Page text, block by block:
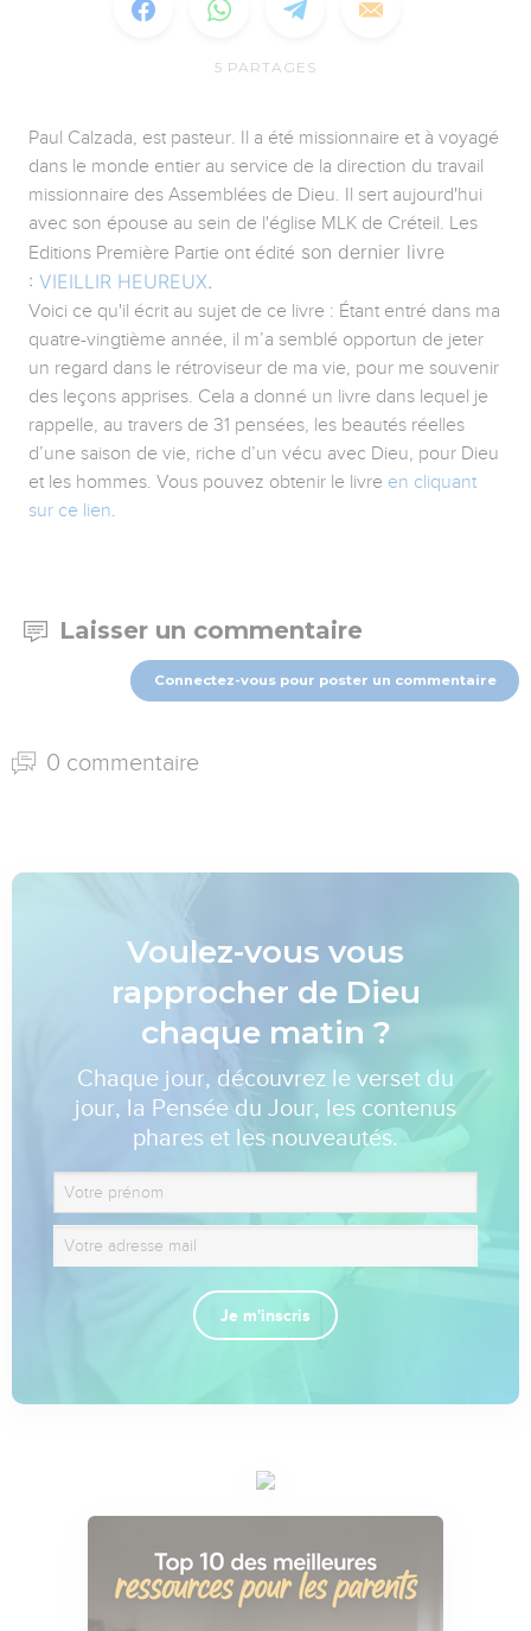
5 PARTAGES
Paul Calzada, est pasteur. Il a été missionnaire et à voyagé
dans le monde entier au service de la direction du travail
missionnaire des Assemblées de Dieu. Il sert aujourd'hui
avec son épouse au sein de l'église MLK de Créteil. Les
Editions Première Partie ont édité son dernier livre
: VIEILLIR HEUREUX.
Voici ce qu'il écrit au sujet de ce livre : Étant entré dans ma
quatre-vingtième année, il m’a semblé opportun de jeter
un regard dans le rétroviseur de ma vie, pour me souvenir
des leçons apprises. Cela a donné un livre dans lequel je
rappelle, au travers de 31 pensées, les beautés réelles
d’une saison de vie, riche d’un vécu avec Dieu, pour Dieu
et les hommes. Vous pouvez obtenir le livre en cliquant
sur ce lien.
Laisser un commentaire
Connectez-vous pour poster un commentaire
0 commentaire
Voulez-vous vous
rapprocher de Dieu
chaque matin ?
Chaque jour, découvrez le verset du
jour, la Pensée du Jour, les contenus
phares et les nouveautés.
Je m'inscris